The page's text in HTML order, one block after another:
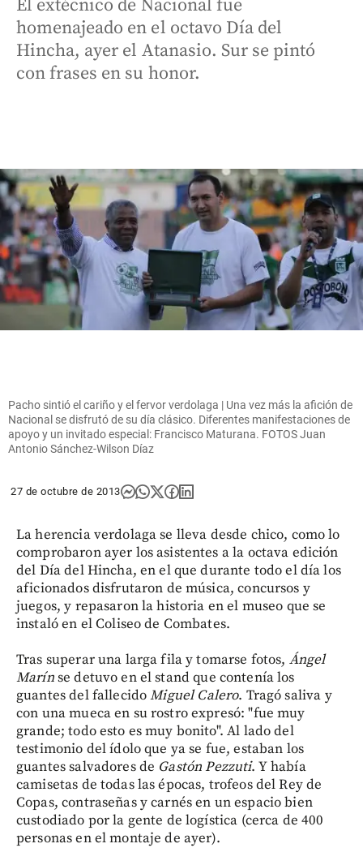
El extécnico de Nacional fue
homenajeado en el octavo Día del
Hincha, ayer el Atanasio. Sur se pintó
con frases en su honor.
Pacho sintió el cariño y el fervor verdolaga | Una vez más la afición de
Nacional se disfrutó de su día clásico. Diferentes manifestaciones de
apoyo y un invitado especial: Francisco Maturana. FOTOS Juan
Antonio Sánchez-Wilson Díaz
27 de octubre de 2013
La herencia verdolaga se lleva desde chico, como lo
comprobaron ayer los asistentes a la octava edición
del Día del Hincha, en el que durante todo el día los
aficionados disfrutaron de música, concursos y
juegos, y repasaron la historia en el museo que se
instaló en el Coliseo de Combates.
Tras superar una larga fila y tomarse fotos, Ángel
Marínse detuvo en el stand que contenía los
guantes del fallecidoMiguel Calero. Tragó saliva y
con una mueca en su rostro expresó: "fue muy
grande; todo esto es muy bonito". Al lado del
testimonio del ídolo que ya se fue, estaban los
guantes salvadores de Gastón Pezzuti. Y había
camisetas de todas las épocas, trofeos del Rey de
Copas, contraseñas y carnés en un espacio bien
custodiado por la gente de logística (cerca de 400
personas en el montaje de ayer).